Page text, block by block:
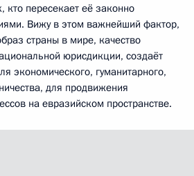
кто пересекает её законно
Вижу в этом важнейший фактор,
страны в мире, качество
юрисдикции, создаёт
экономического, гуманитарного,
для продвижения
на евразийском пространстве.